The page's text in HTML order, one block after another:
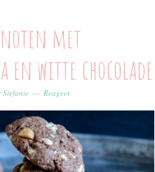
met
en witte chocolade
Stefanie Reageer